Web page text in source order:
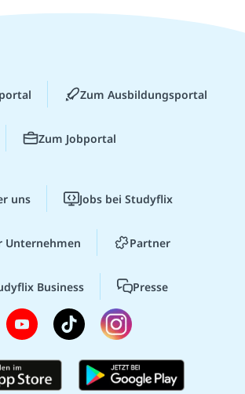
Zum Ausbildungsportal
Zum Jobportal
uns Jobs bei Studyflix
Unternehmen Partner
Business Presse